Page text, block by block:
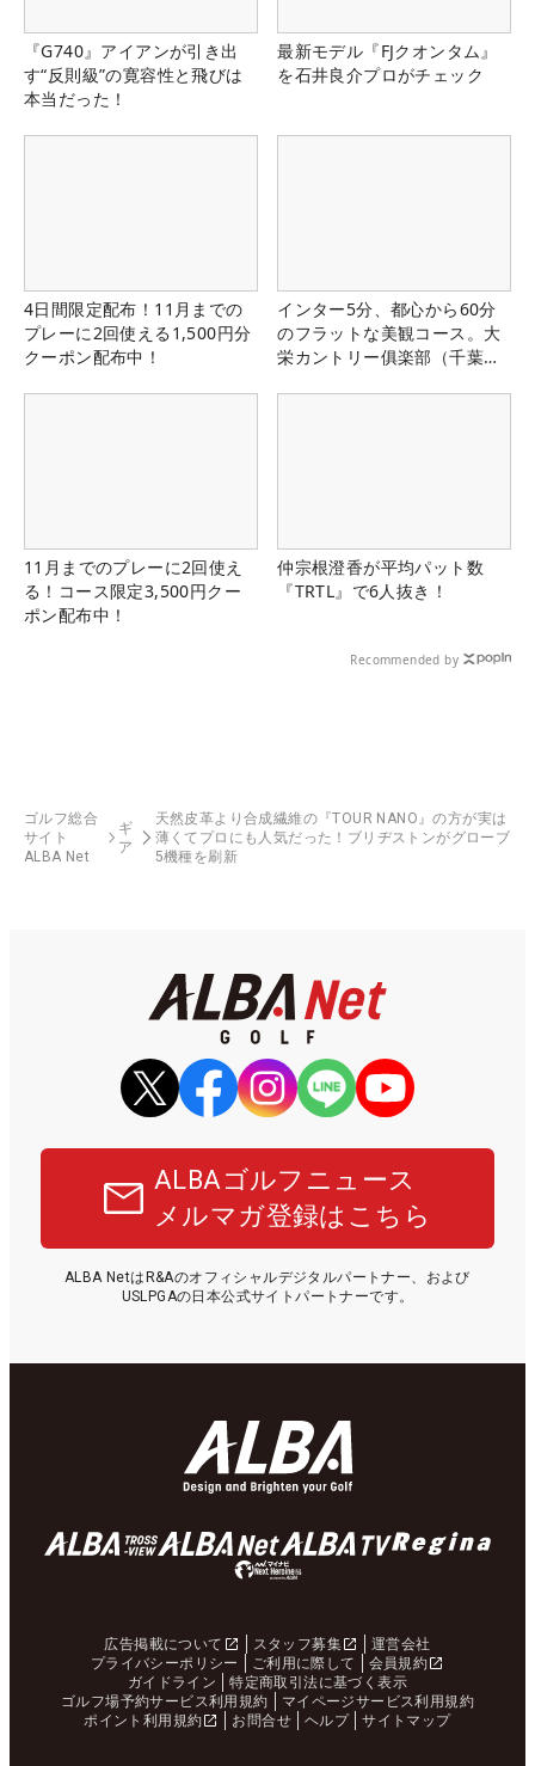
『G740』アイアンが引き出
す“反則級”の寛容性と飛びは
本当だった！
最新モデル『FJクオンタム』
を石井良介プロがチェック
4日間限定配布！11月までの
プレーに2回使える1,500円分
クーポン配布中！
インター5分、都心から60分
のフラットな美観コース。大
栄カントリー俱楽部（千葉
11月までのプレーに2回使え
る！コース限定3,500円クー
ポン配布中！
仲宗根澄香が平均パット数
『TRTL』で6人抜き！
Recommended by
ゴルフ総合
サイト
ALBA Net
ギ
ア
天然皮革より合成繊維の『TOUR NANO』の方が実は
薄くてプロにも人気だった！ブリヂストンがグローブ
5機種を刷新
ALBAゴルフニュース
メルマガ登録はこちら
ALBA NetはR&Aのオフィシャルデジタルパートナー、および
USLPGAの日本公式サイトパートナーです。
広告掲載について スタッフ募集
運営会社
プライバシーポリシー
ご利用に際して
会員規約
ガイドライン
特定商取引法に基づく表示
ゴルフ場予約サービス利用規約
マイページサービス利用規約
ポイント利用規約
お問合せ ヘルプ サイトマップ